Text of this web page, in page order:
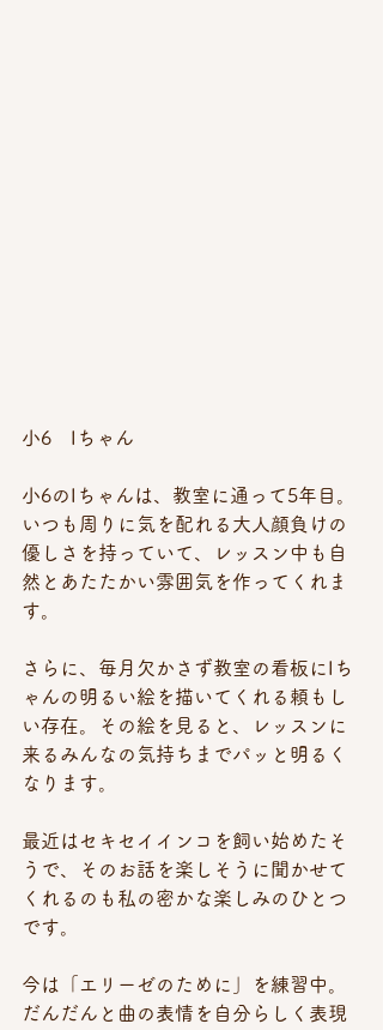
小6　Iちゃん
小6のIちゃんは、教室に通って5年目。
いつも周りに気を配れる大人顔負けの
優しさを持っていて、レッスン中も自
然とあたたかい雰囲気を作ってくれま
す。
さらに、毎月欠かさず教室の看板にIち
ゃんの明るい絵を描いてくれる頼もし
い存在。その絵を見ると、レッスンに
来るみんなの気持ちまでパッと明るく
なります。
最近はセキセイインコを飼い始めたそ
うで、そのお話を楽しそうに聞かせて
くれるのも私の密かな楽しみのひとつ
です。
今は「エリーゼのために」を練習中。
だんだんと曲の表情を自分らしく表現